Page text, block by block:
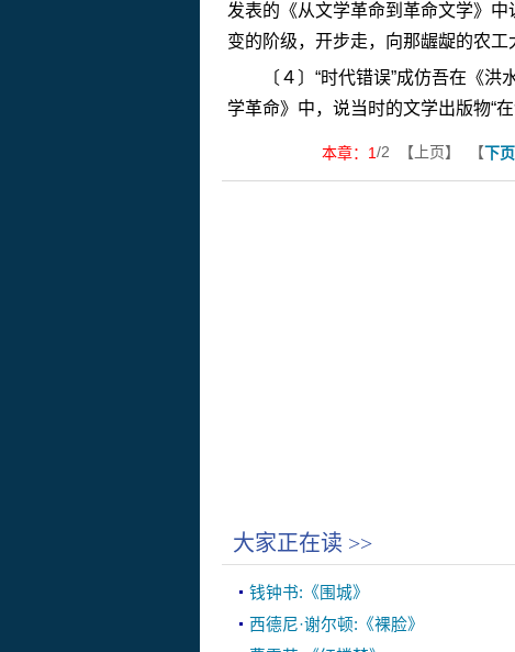
发表的《从文学革命到革命文学》
变的阶级，开步走，向那龌龊的农工
〔４〕“时代错误”成仿吾在《洪
学革命》中，说当时的文学出版物“
本章： 1/2 【上页】 【下页
大家正在读 >>
钱钟书:《围城》
西德尼·谢尔顿:《裸脸》